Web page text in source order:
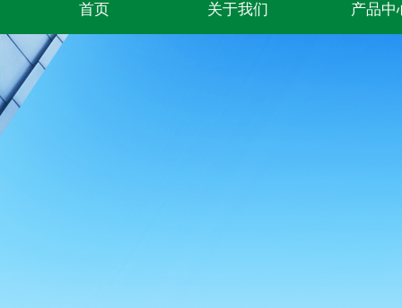
首页 关于我们 产品中